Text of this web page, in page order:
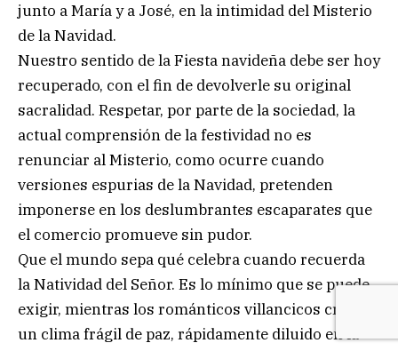
junto a María y a José, en la intimidad del Misterio
de la Navidad.
Nuestro sentido de la Fiesta navideña debe ser hoy
recuperado, con el fin de devolverle su original
sacralidad. Respetar, por parte de la sociedad, la
actual comprensión de la festividad no es
renunciar al Misterio, como ocurre cuando
versiones espurias de la Navidad, pretenden
imponerse en los deslumbrantes escaparates que
el comercio promueve sin pudor.
Que el mundo sepa qué celebra cuando recuerda
la Natividad del Señor. Es lo mínimo que se puede
exigir, mientras los románticos villancicos crean
un clima frágil de paz, rápidamente diluido en la